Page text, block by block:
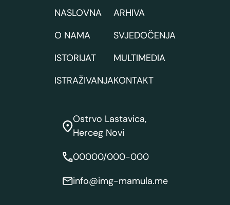
NASLOVNA
O NAMA
ISTORIJAT
ISTRAŽIVANJA
ARHIVA
SVJEDOČENJA
MULTIMEDIA
KONTAKT
Ostrvo Lastavica,
Herceg Novi
00000/000-000
info@img-mamula.me